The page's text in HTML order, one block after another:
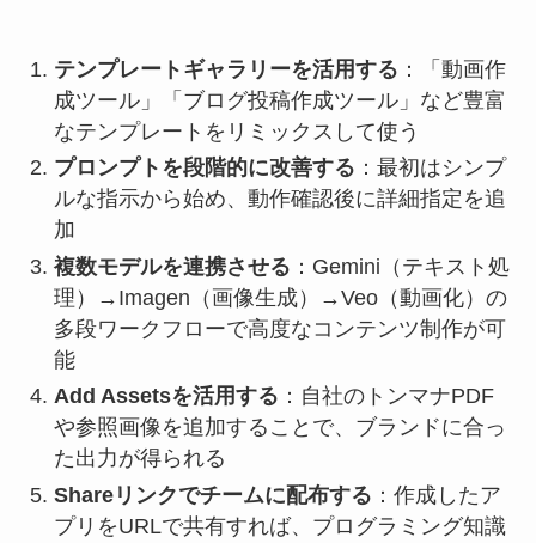
テンプレートギャラリーを活用する ：「動画作
成ツール」「ブログ投稿作成ツール」など豊富
なテンプレートをリミックスして使う
プロンプトを段階的に改善する ：最初はシンプ
ルな指示から始め、動作確認後に詳細指定を追
加
複数モデルを連携させる ：Gemini（テキスト処
理）→Imagen（画像生成）→Veo（動画化）の
多段ワークフローで高度なコンテンツ制作が可
能
Add Assetsを活用する ：自社のトンマナPDF
や参照画像を追加することで、ブランドに合っ
た出力が得られる
Shareリンクでチームに配布する ：作成したア
プリをURLで共有すれば、プログラミング知識